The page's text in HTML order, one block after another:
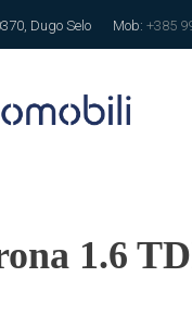
Dugo Selo Mob:+385
1.6